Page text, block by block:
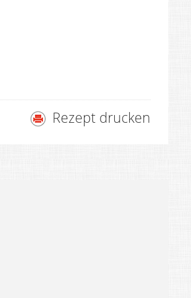
Rezept drucken